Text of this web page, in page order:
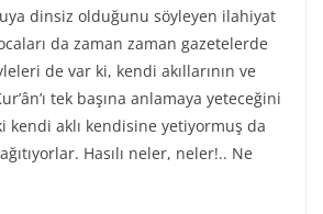
dinsiz olduğunu söyleyen ilahiyat
da zaman zaman gazetelerde
de var ki, kendi akıllarının ve
tek başına anlamaya yeteceğini
kendi aklı kendisine yetiyormuş da
Hasılı neler, neler!.. Ne